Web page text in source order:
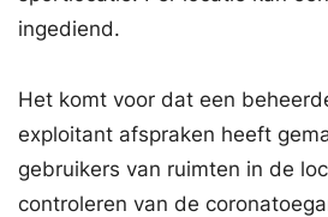
ingediend.
Het komt voor dat een
exploitant afspraken heeft
gebruikers van ruimten in de
controleren van de